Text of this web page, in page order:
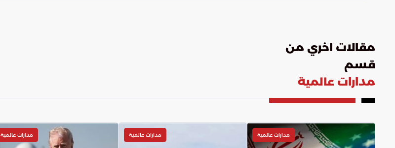
مقالات اخري من
قسم
مدارات عالمية
مدارات عالمية مدارات عالمية مدارات عالمية